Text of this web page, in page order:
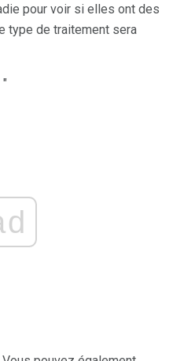
pour voir si elles ont des
type de traitement sera